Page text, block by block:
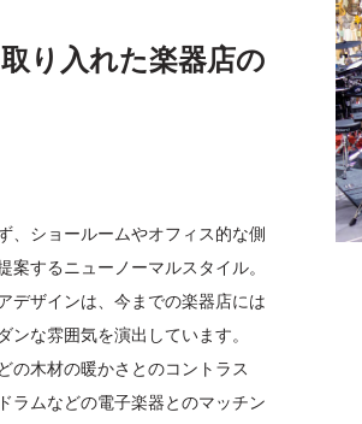
り入れた楽器店の
、ショールームやオフィス的な側
案するニューノーマルスタイル。
デザインは、今までの楽器店には
ンな雰囲気を演出しています。
の木材の暖かさとのコントラス
ラムなどの電子楽器とのマッチン